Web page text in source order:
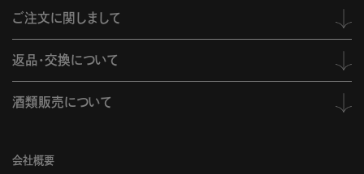
会社概要
ご注文に関しまして
返品・交換について
酒類販売について